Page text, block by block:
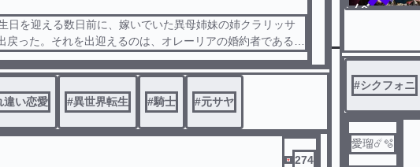
【短編】大好きな騎士団長様が
見ているのは、婚約者の私では
なく姉のようです。こちらの連
載版です( ´艸｀)！
※他のサイトでも掲載中
7 8
日を迎える数日前に、嫁いでいた異母姉妹の姉クラリッサ
戻った。それを出迎えるのは、オレーリアの婚約者である騎
シュトンだった。その姿を目撃してしまい、王城に自分の居
と再確認する。
められた魔法使いのオレーリアは末姫として常に悪役のレ
られてした。魔法術式による功績を重ねても、全ては自分の
と言われ誰も守ってくれなかった。
ラリッサに意地悪をするように王妃と宰相に仕組まれ、婚
れを再確認して国を出る覚悟を決めて、婚約者のアシュトン
違い恋愛 #異世界転生 #騎士 #元サヤ
274
ノベ
#シクフォニ
愛瑠️☄️🫧